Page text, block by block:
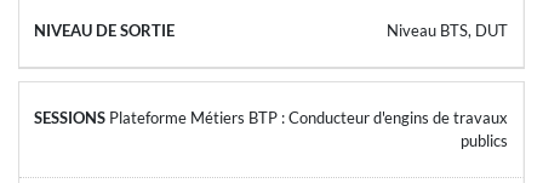
Niveau BTS, DUT
Plateforme Métiers BTP : Conducteur d'engins de travaux
publics